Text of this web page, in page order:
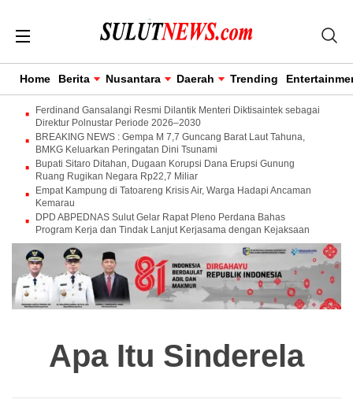
Home Berita Nusantara Daerah Trending
Ferdinand Gansalangi Resmi Dilantik Menteri Diktisaintek sebagai
Direktur Polnustar Periode 2026–2030
BREAKING NEWS : Gempa M 7,7 Guncang Barat Laut Tahuna,
BMKG Keluarkan Peringatan Dini Tsunami
Bupati Sitaro Ditahan, Dugaan Korupsi Dana Erupsi Gunung
Ruang Rugikan Negara Rp22,7 Miliar
Empat Kampung di Tatoareng Krisis Air, Warga Hadapi Ancaman
Kemarau
DPD ABPEDNAS Sulut Gelar Rapat Pleno Perdana Bahas
Program Kerja dan Tindak Lanjut Kerjasama dengan Kejaksaan
Apa Itu Sinderela